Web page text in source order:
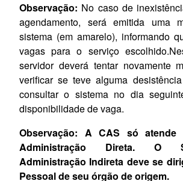
Observação: No caso de
agendamento, será emitida uma
sistema (em amarelo), informando
vagas para o serviço
servidor deverá tentar novamente
verificar se teve alguma
consultar o sistema no dia
disponibilidade de vaga.
Observação: A CAS só atende
Administração Direta. O
Administração Indireta deve se
Pessoal de seu órgão de origem.